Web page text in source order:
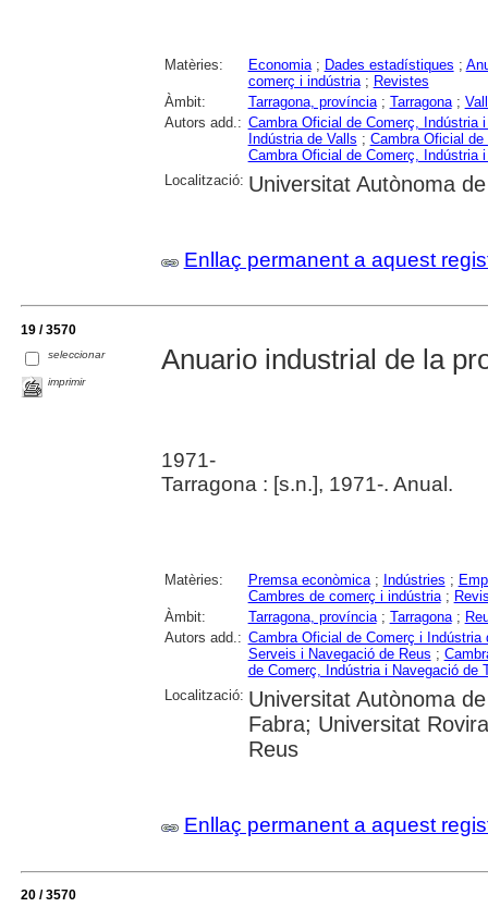
Matèries: Economia; Dades estadístiques ;
comerç i indústria; Revistes
Àmbit:
Tarragona, província; Tarragona;
Autors add.: Cambra Oficial de Comerç, Indústria
Indústria de Valls ; Cambra Oficial
Cambra Oficial de Comerç, Indústria
Localització: Universitat Autònoma
Enllaç permanent a aquest
19 / 3570
seleccionar
imprimir
Anuario industrial de la
1971-
Tarragona : [s.n.], 1971-. Anual.
Matèries: Premsa econòmica; Indústries ;
Cambres de comerç i indústria;
Àmbit:
Tarragona, província; Tarragona;
Autors add.: Cambra Oficial de Comerç i Indústria
Serveis i Navegació de Reus ;
de Comerç, Indústria i Navegació de
Localització: Universitat Autònoma
Fabra; Universitat
Reus
Enllaç permanent a aquest
20 / 3570